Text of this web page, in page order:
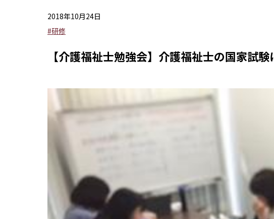
2018年10月24日
#研修
【介護福祉士勉強会】介護福祉士の国家試